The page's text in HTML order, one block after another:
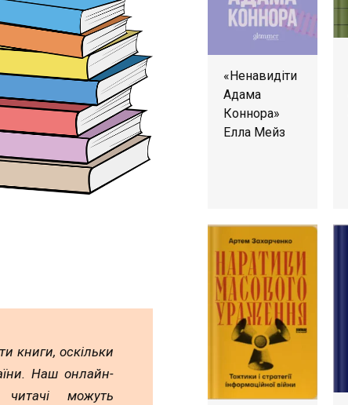
книги, оскільки
Наш онлайн-
читачі можуть
«Ненавидіти
Адама
Коннора»
Елла Мейз